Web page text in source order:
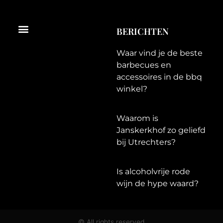
BERICHTEN
Waar vind je de beste
barbecues en
accessoires in de bbq
winkel?
Waarom is
Janskerkhof zo geliefd
bij Utrechters?
Is alcoholvrije rode
wijn de hype waard?